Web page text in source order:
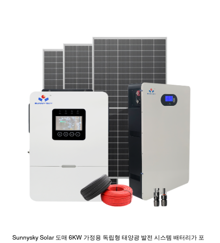
Sunnysky Solar 도매 6KW 가정용 독립형 태양광 발전 시스템 배터리가 포